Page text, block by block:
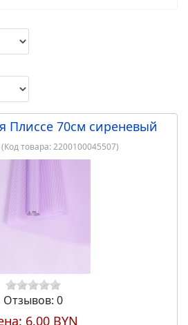
3шт., розовое
BYN
для цветов без
любви" 18*17,
3шт., красный
Плиссе 70см сиреневый
(Код товара:2200100045507
Отзывов: 0